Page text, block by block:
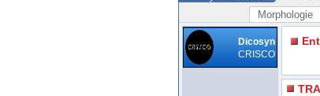
Morphologie
Dicosyn
CRISCO